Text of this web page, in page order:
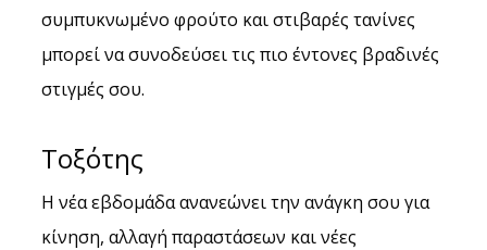
συμπυκνωμένο φρούτο και στιβαρές τανίνες
μπορεί να συνοδεύσει τις πιο έντονες βραδινές
στιγμές σου.
Τοξότης
Η νέα εβδομάδα ανανεώνει την ανάγκη σου για
κίνηση, αλλαγή παραστάσεων και νέες